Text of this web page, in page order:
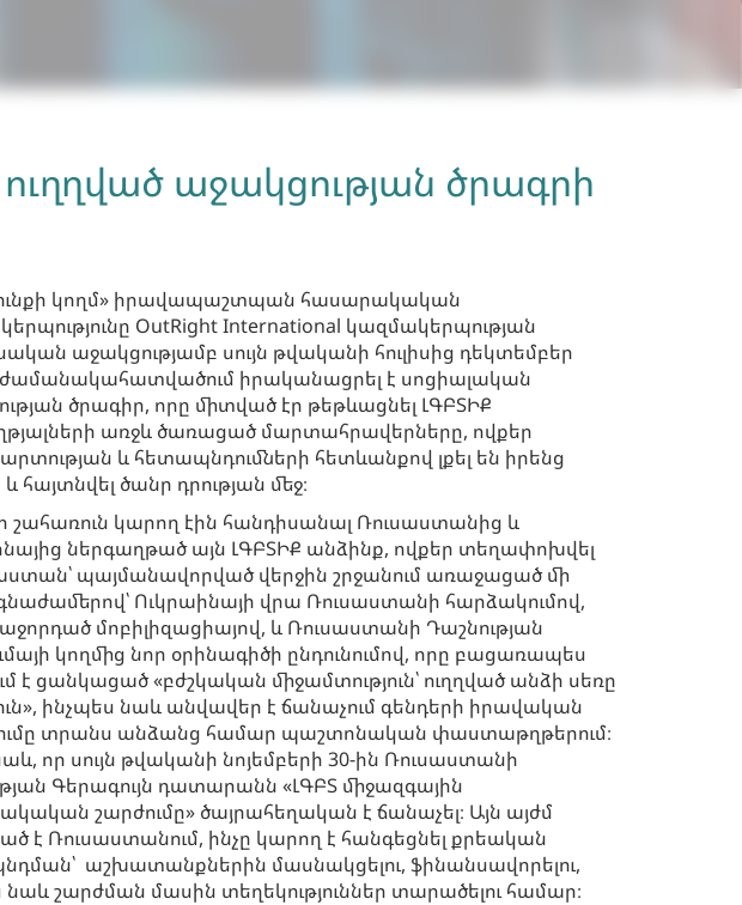
աջակցության ծրագրի
կողմ» իրավապաշտպան հասարակական
OutRight International կազմակերպության
աջակցությամբ սույն թվականի հուլիսից դեկտեմբեր
իրականացրել է սոցիալական
ծրագիր, որը միտված էր թեթևացնել ԼԳԲՏԻՔ
առջև ծառացած մարտահրավերները, ովքեր
և հետապնդումների հետևանքով լքել են իրենց
հայտնվել ծանր դրության մեջ։
շահառուն կարող էին հանդիսանալ Ռուսաստանից և
ներգաղթած այն ԼԳԲՏԻՔ անձինք, ովքեր տեղափոխվել
պայմանավորված վերջին շրջանում առաջացած մի
Ուկրաինայի վրա Ռուսաստանի հարձակումով,
մոբիլիզացիայով, և Ռուսաստանի Դաշնության
կողմից նոր օրինագիծի ընդունումով, որը բացառապես
է ցանկացած «բժշկական միջամտություն՝ ուղղված անձի սեռը
ինչպես նաև անվավեր է ճանաչում գենդերի իրավական
տրանս անձանց համար պաշտոնական փաստաթղթերում։
որ սույն թվականի նոյեմբերի 30-ին Ռուսաստանի
Գերագույն դատարանն «ԼԳԲՏ միջազգային
շարժումը» ծայրահեղական է ճանաչել։ Այն այժմ
է Ռուսաստանում, ինչը կարող է հանգեցնել քրեական
աշխատանքներին մասնակցելու, ֆինանսավորելու,
նաև շարժման մասին տեղեկություններ տարածելու համար։